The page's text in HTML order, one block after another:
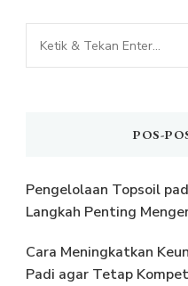
Mencari
Sesuatu?
POS-
Pengelolaan Topsoil
Langkah Penting
Cara Meningkatkan
Padi agar Tetap